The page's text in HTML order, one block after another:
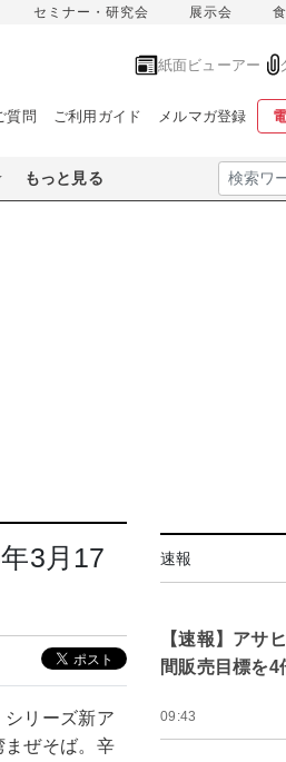
セミナー・研究会 展示会
紙面ビューアー
質問 ご利用ガイド メルマガ登録
もっと見る
3月17
リーズ新ア
まぜそば。辛
速報
【速報】ア
間販売目標を4
09:43